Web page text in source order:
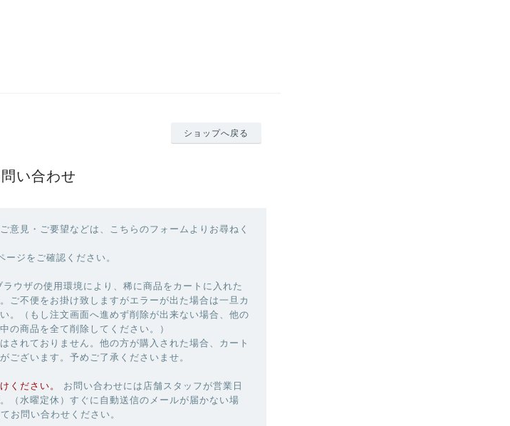
ショップへ戻る
い合わせ
意見・ご要望などは、こちらのフォームよりお尋ねく
ージをご確認ください。
ラウザの使用環境により、稀に商品をカートに入れた
ご不便をお掛け致しますがエラーが出た場合は一旦カ
。（もし注文画面へ進めず削除が出来ない場合、他の
の商品を全て削除してください。）
されておりません。他の方が購入された場合、カート
ございます。予めご了承くださいませ。
ください。
お問い合わせには店舗スタッフが営業日
（水曜定休）すぐに自動送信のメールが届かない場
お問い合わせください。